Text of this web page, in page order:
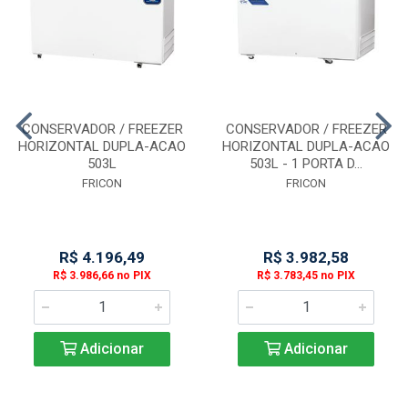
CONSERVADOR / FREEZER
HORIZONTAL DUPLA-ACAO
503L
FRICON
R$ 4.196,49
R$ 3.986,66 no PIX
Adicionar
CONSERVADOR / FREEZER
HORIZONTAL DUPLA-ACAO
503L - 1 PORTA D...
FRICON
R$ 3.982,58
R$ 3.783,45 no PIX
Adicionar